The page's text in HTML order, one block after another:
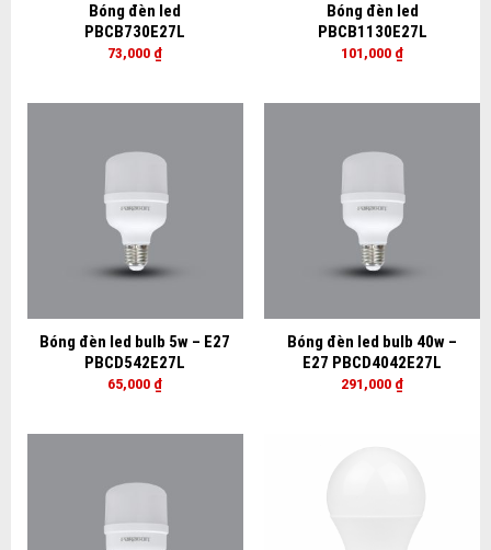
Bóng đèn led
PBCB730E27L
73,000 ₫
Bóng đèn led
PBCB1130E27L
101,000 ₫
Bóng đèn led bulb 5w – E27
PBCD542E27L
65,000 ₫
Bóng đèn led bulb 40w –
E27 PBCD4042E27L
291,000 ₫